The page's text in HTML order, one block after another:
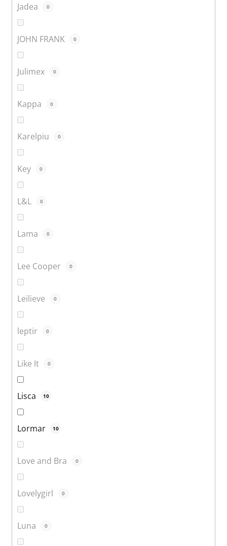
Jadea 0
JOHN FRANK 0
Julimex 0
Kappa 0
Karelpiu 0
Key 0
L&L 0
Lama 0
Lee Cooper 0
Leilieve 0
leptir 0
Like It 0
Lisca 10
Lormar 10
Love and Bra 0
Lovelygirl 0
Luna 0